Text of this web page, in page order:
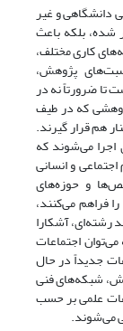
دانشگاهی و غیر
شده، بلکه باعث
کاری مختلف،
پژوهش،
تا ضرورتاً نه در
که در طیف
هم قرار گیرند.
اجرا می‌شوند که
و انسانی
و حوزه‌های
فراهم می‌کنند،
رشته‌ای، آشکارا
اجتماعات
جدیداً در حال
شبکه‌های فنی
و دیگران، 1380). اجتماعات علمی بر حسب
می‌شوند.